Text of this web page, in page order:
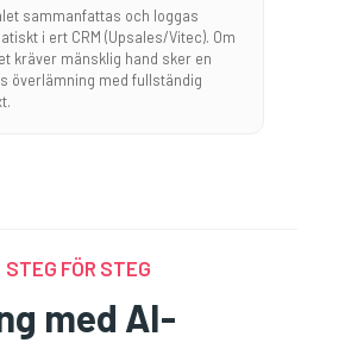
sammanfattas och loggas
i ert CRM (Upsales/Vitec). Om
kräver mänsklig hand sker en
överlämning med fullständig
STEG FÖR STEG
med AI-